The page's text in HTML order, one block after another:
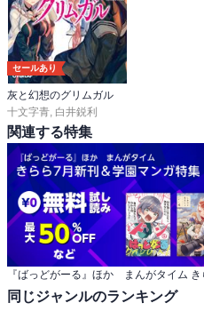
セールあり
灰と幻想のグリムガル
十文字青, 白井鋭利
関連する特集
同じジャンルのランキング